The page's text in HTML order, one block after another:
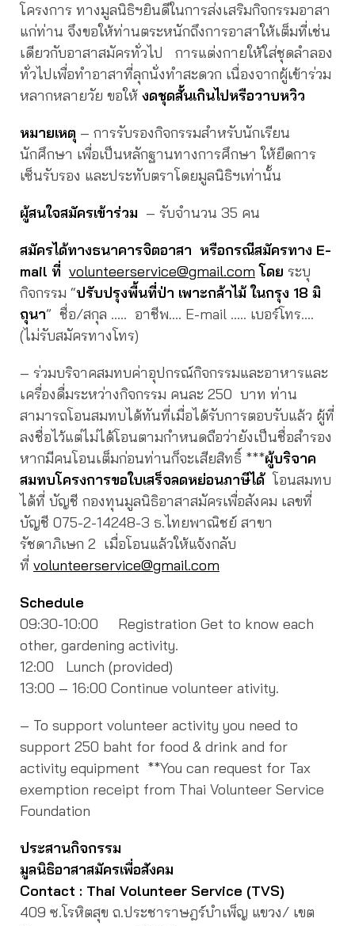
โครงการ ทางมูลนิธิฯยินดีในการส่งเสริมกิจกรรมอาสา
แก่ท่าน จึงขอให้ท่านตระหนักถึงการอาสาให้เต็มที่เช่น
เดียวกับอาสาสมัครทั่วไป การแต่งกายให้ใส่ชุดลำลอง
ทั่วไปเพื่อทำอาสาที่ลุกนั่งทำสะดวก เนื่องจากผู้เข้าร่วม
หลากหลายวัย ขอให้ งดชุดสั้นเกินไปหรือวาบหวิว
หมายเหตุ – การรับรองกิจกรรมสำหรับนักเรียน
นักศึกษา เพื่อเป็นหลักฐานทางการศึกษา ให้ยืดการ
เซ็นรับรอง และประทับตราโดยมูลนิธิฯเท่านั้น
ผู้สนใจสมัครเข้าร่วม – รับจำนวน 35 คน
สมัครได้ทางธนาคารจิตอาสา หรือกรณีสมัครทาง E-
mail ที่ volunteerservice@gmail.com โดย ระบุ
กิจกรรม “ปรับปรุงพื้นที่ป่า เพาะกล้าไม้ ในกรุง 18 มิ
ถุนา” ชื่อ/สกุล ….. อาชีพ…. E-mail ….. เบอร์โทร….
(ไม่รับสมัครทางโทร)
– ร่วมบริจาคสมทบค่าอุปกรณ์กิจกรรมและอาหารและ
เครื่องดื่มระหว่างกิจกรรม คนละ 250 บาท ท่าน
สามารถโอนสมทบได้ทันที่เมื่อได้รับการตอบรับแล้ว ผู้ที่
ลงชื่อไว้แต่ไม่ได้โอนตามกำหนดถือว่ายังเป็นชื่อสำรอง
หากมีคนโอนเต็มก่อนท่านก็จะเสียสิทธิ์ ***ผู้บริจาค
สมทบโครงการขอใบเสร็จลดหย่อนภาษีได้โอนสมทบ
ได้ที่ บัญชี กองทุนมูลนิธิอาสาสมัครเพื่อสังคม เลขที่
บัญชี 075-2-14248-3 ธ.ไทยพาณิชย์ สาขา
รัชดาภิเษก 2 เมื่อโอนแล้วให้แจ้งกลับ
ที่ volunteerservice@gmail.com
Schedule
09:30-10:00 Registration Get to know each
other, gardening activity.
12:00 Lunch (provided)
13:00 – 16:00 Continue volunteer ativity.
– To support volunteer activity you need to
support 250 baht for food & drink and for
activity equipment **You can request for Tax
exemption receipt from Thai Volunteer Service
Foundation
ประสานกิจกรรม
มูลนิธิอาสาสมัครเพื่อสังคม
Contact : Thai Volunteer Service (TVS)
409 ซ.โรหิตสุข ถ.ประชาราษฎร์บำเพ็ญ แขวง/ เขต